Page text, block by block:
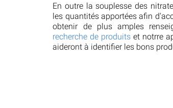
En outre la souplesse des
les quantités apportées afin
obtenir de plus amples
recherche de produits et notrre
aideront à identifier les bons